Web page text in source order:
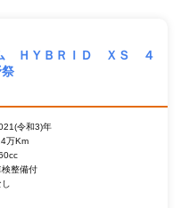
ム ＨＹＢＲＩＤ ＸＳ ４
令和3)年
万Km
検整備付